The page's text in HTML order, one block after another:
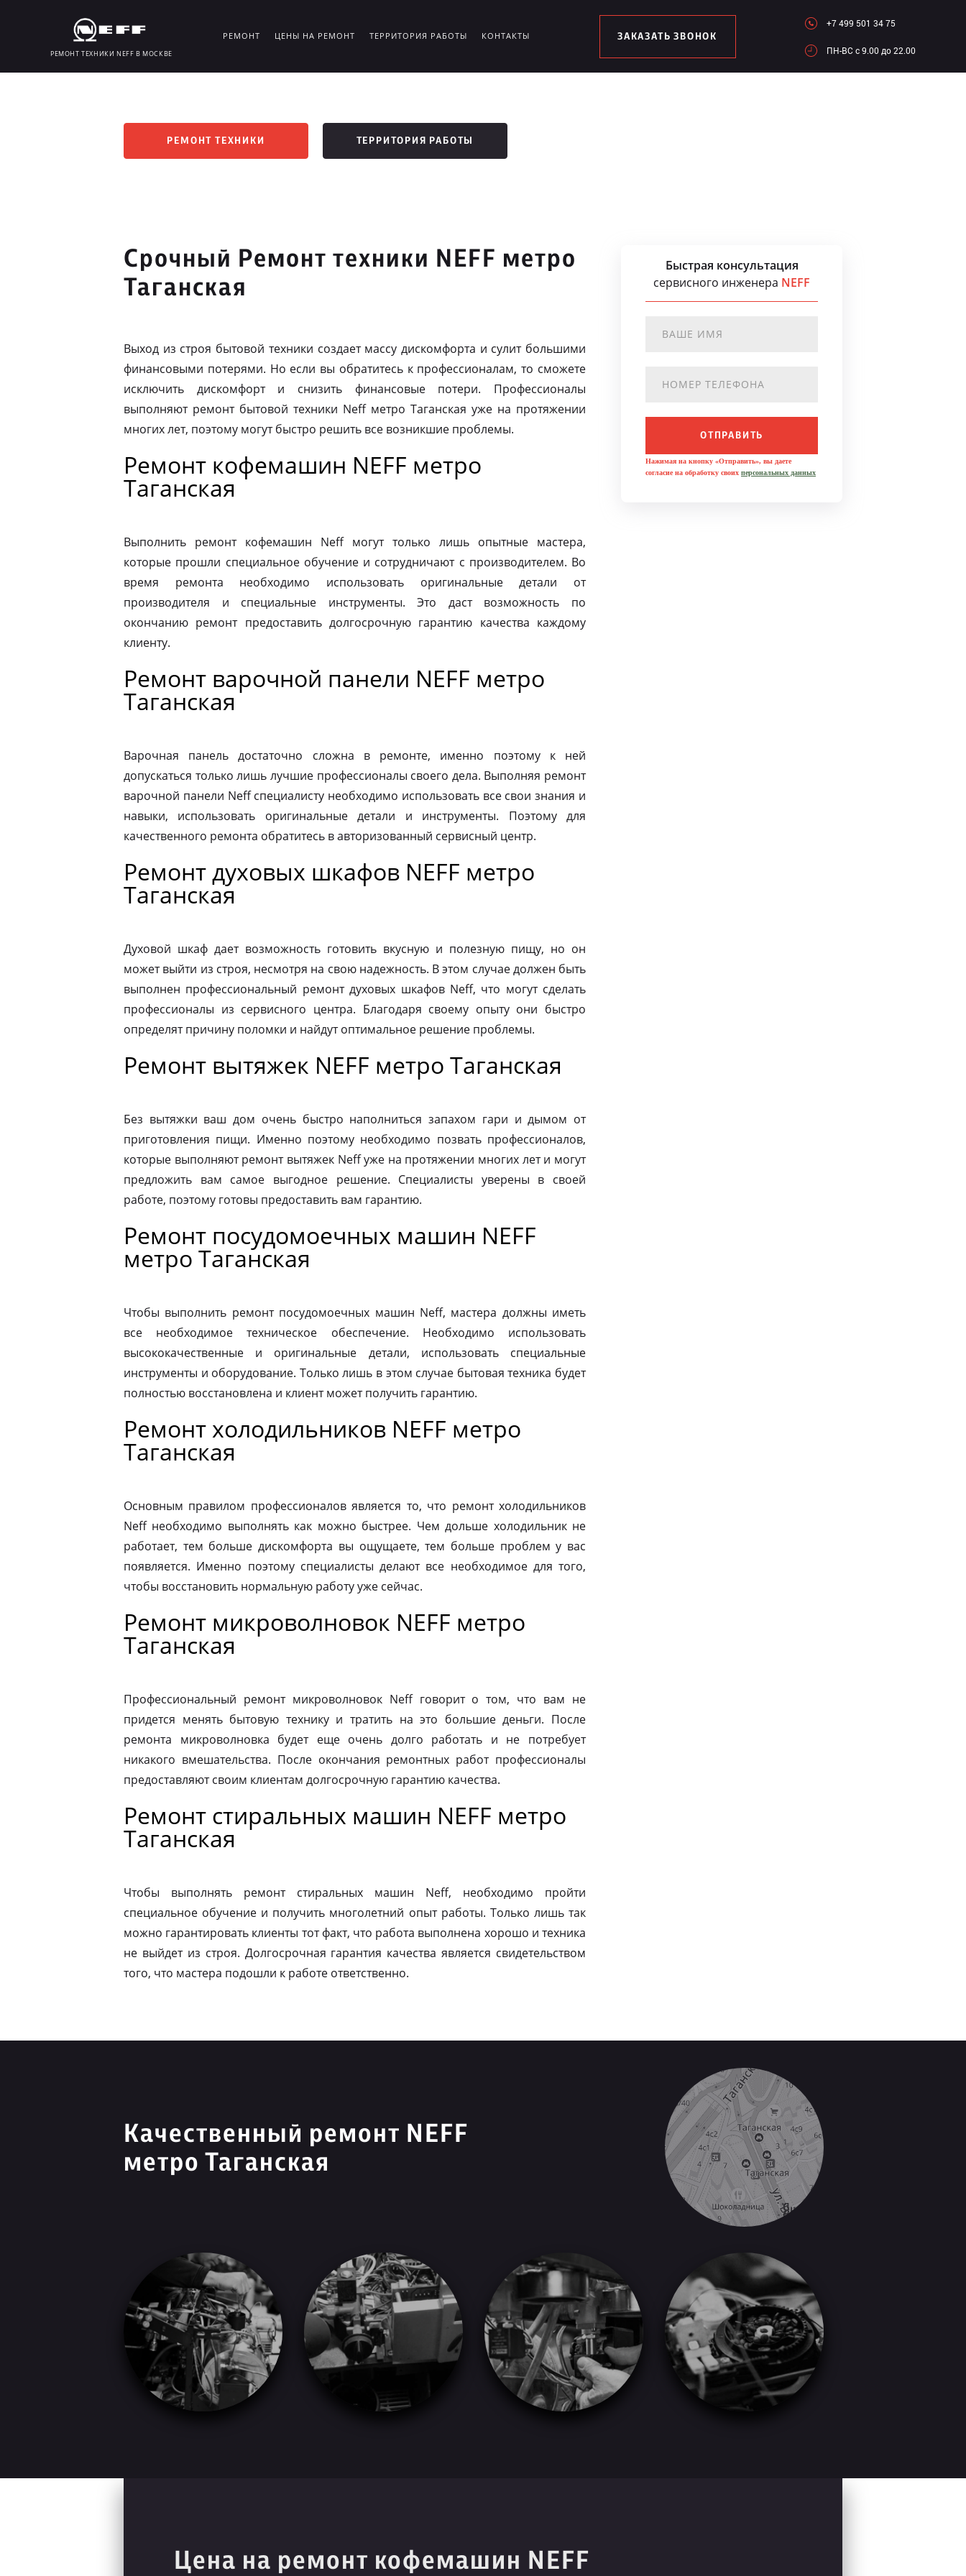
РЕМОНТ ТЕХНИКИ NEFF В МОСКВЕ
РЕМОНТ ЦЕНЫ НА РЕМОНТ ТЕРРИТОРИЯ РАБОТЫ КОНТАКТЫ ЗАКАЗАТЬ ЗВОНОК
+7 499 501 34 75
ПН-ВC c 9.00 до 22.00
РЕМОНТ ТЕХНИКИ ТЕРРИТОРИЯ РАБОТЫ
Срочный Ремонт техники NEFF метро
Таганская
Выход из строя бытовой техники создает массу дискомфорта и сулит большими
финансовыми потерями. Но если вы обратитесь к профессионалам, то сможете
исключить дискомфорт и снизить финансовые потери. Профессионалы
выполняют ремонт бытовой техники Neff метро Таганская уже на протяжении
многих лет, поэтому могут быстро решить все возникшие проблемы.
Ремонт кофемашин NEFF метро
Таганская
Выполнить ремонт кофемашин Neff могут только лишь опытные мастера,
которые прошли специальное обучение и сотрудничают с производителем. Во
время ремонта необходимо использовать оригинальные детали от
производителя и специальные инструменты. Это даст возможность по
окончанию ремонт предоставить долгосрочную гарантию качества каждому
клиенту.
Ремонт варочной панели NEFF метро
Таганская
Варочная панель достаточно сложна в ремонте, именно поэтому к ней
допускаться только лишь лучшие профессионалы своего дела. Выполняя ремонт
варочной панели Neff специалисту необходимо использовать все свои знания и
навыки, использовать оригинальные детали и инструменты. Поэтому для
качественного ремонта обратитесь в авторизованный сервисный центр.
Ремонт духовых шкафов NEFF метро
Таганская
Духовой шкаф дает возможность готовить вкусную и полезную пищу, но он
может выйти из строя, несмотря на свою надежность. В этом случае должен быть
выполнен профессиональный ремонт духовых шкафов Neff, что могут сделать
профессионалы из сервисного центра. Благодаря своему опыту они быстро
определят причину поломки и найдут оптимальное решение проблемы.
Ремонт вытяжек NEFF метро Таганская
Без вытяжки ваш дом очень быстро наполниться запахом гари и дымом от
приготовления пищи. Именно поэтому необходимо позвать профессионалов,
которые выполняют ремонт вытяжек Neff уже на протяжении многих лет и могут
предложить вам самое выгодное решение. Специалисты уверены в своей
работе, поэтому готовы предоставить вам гарантию.
Ремонт посудомоечных машин NEFF
метро Таганская
Чтобы выполнить ремонт посудомоечных машин Neff, мастера должны иметь
все необходимое техническое обеспечение. Необходимо использовать
высококачественные и оригинальные детали, использовать специальные
инструменты и оборудование. Только лишь в этом случае бытовая техника будет
полностью восстановлена и клиент может получить гарантию.
Ремонт холодильников NEFF метро
Таганская
Основным правилом профессионалов является то, что ремонт холодильников
Neff необходимо выполнять как можно быстрее. Чем дольше холодильник не
работает, тем больше дискомфорта вы ощущаете, тем больше проблем у вас
появляется. Именно поэтому специалисты делают все необходимое для того,
чтобы восстановить нормальную работу уже сейчас.
Ремонт микроволновок NEFF метро
Таганская
Профессиональный ремонт микроволновок Neff говорит о том, что вам не
придется менять бытовую технику и тратить на это большие деньги. После
ремонта микроволновка будет еще очень долго работать и не потребует
никакого вмешательства. После окончания ремонтных работ профессионалы
предоставляют своим клиентам долгосрочную гарантию качества.
Ремонт стиральных машин NEFF метро
Таганская
Чтобы выполнять ремонт стиральных машин Neff, необходимо пройти
специальное обучение и получить многолетний опыт работы. Только лишь так
можно гарантировать клиенты тот факт, что работа выполнена хорошо и техника
не выйдет из строя. Долгосрочная гарантия качества является свидетельством
того, что мастера подошли к работе ответственно.
Быстрая консультация
сервисного инженера NEFF
ОТПРАВИТЬ
Нажимая на кнопку «Отправить», вы даете
согласие на обработку своих персональных данных
Качественный ремонт NEFF
метро Таганская
Цена на ремонт кофемашин NEFF